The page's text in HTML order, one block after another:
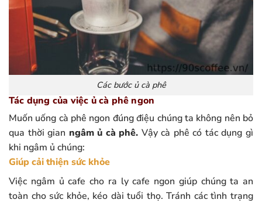
Các bước ủ cà phê
Tác dụng của việc ủ cà phê ngon
Muốn uống cà phê ngon đúng điệu chúng ta không nên bỏ
qua thời gian ngâm ủ cà phê. Vậy cà phê có tác dụng gì
khi ngâm ủ chúng:
Giúp cải thiện sức khỏe
Việc ngâm ủ cafe cho ra ly cafe ngon giúp chúng ta an
toàn cho sức khỏe, kéo dài tuổi thọ. Tránh các tình trạng